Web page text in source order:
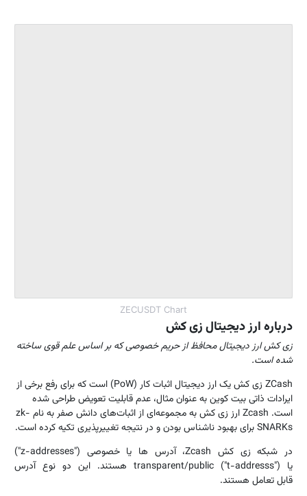
ZECUSDT Chart
درباره ارز دیجیتال زی کش
زی کش ارز دیجیتال محافظ از حریم خصوصی که بر اساس علم قوی ساخته
شده است.
ZCash زی کش یک ارز دیجیتال اثبات کار (PoW) است که برای رفع برخی از
ایرادات ذاتی بیت کوین به عنوان مثال، عدم قابلیت تعویض طراحی شده
است. Zcash ارز زی کش به مجموعه‌ای از اثبات‌های دانش صفر به نام zk-
SNARKs برای بهبود ناشناس بودن و در نتیجه تغییرپذیری تکیه کرده است.
در شبکه زی کش Zcash، آدرس ها یا خصوصی ("z-addresses")
یا transparent/public ("t-addresss") هستند. این دو نوع آدرس
قابل تعامل هستند.